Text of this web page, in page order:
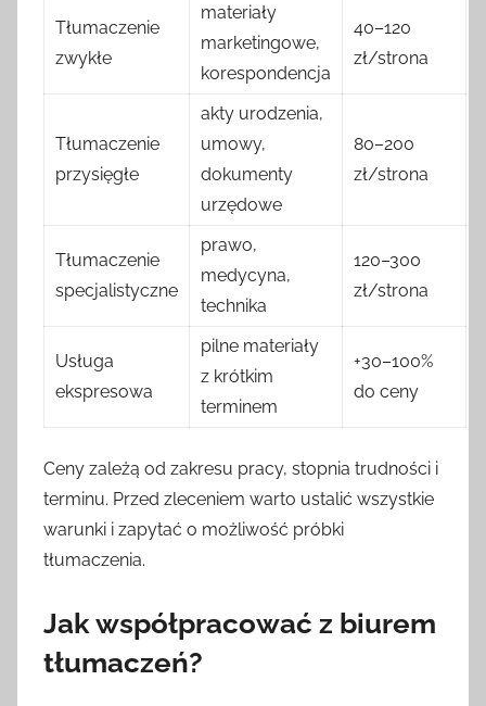
Tłumaczenie
zwykłe
materiały
marketingowe,
korespondencja
40–120
zł/strona
Tłumaczenie
przysięgłe
akty urodzenia,
umowy,
dokumenty
urzędowe
80–200
zł/strona
Tłumaczenie
specjalistyczne
prawo,
medycyna,
technika
120–300
zł/strona
Usługa
ekspresowa
pilne materiały
z krótkim
terminem
+30–100%
do ceny
Ceny zależą od zakresu pracy, stopnia trudności i
terminu. Przed zleceniem warto ustalić wszystkie
warunki i zapytać o możliwość próbki
tłumaczenia.
Jak współpracować z biurem
tłumaczeń?